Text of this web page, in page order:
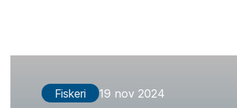
Fiskeri 19 nov 2024